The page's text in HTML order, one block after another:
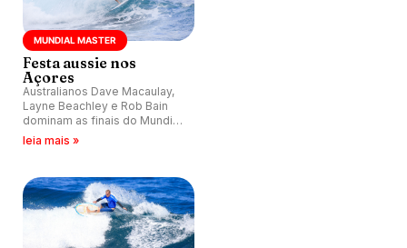
MUNDIAL MASTER
Festa aussie nos
Açores
Australianos Dave Macaulay,
Layne Beachley e Rob Bain
dominam as finais do Mundial
Master da WSL.
leia mais »